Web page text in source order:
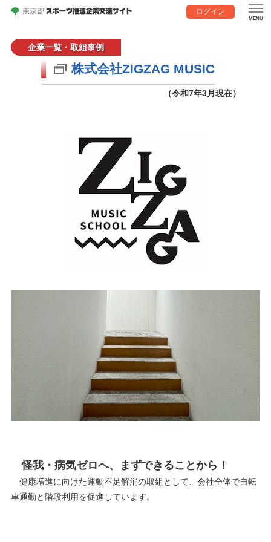
ログイン
企業一覧・取組事例
株式会社ZIGZAG MUSIC
（令和7年3月現在）
怪我・病気ゼロへ、まずできることから！
健康増進に向けた運動不足解消の取組として、会社全体で自転
車通勤と階段利用を促進しています。